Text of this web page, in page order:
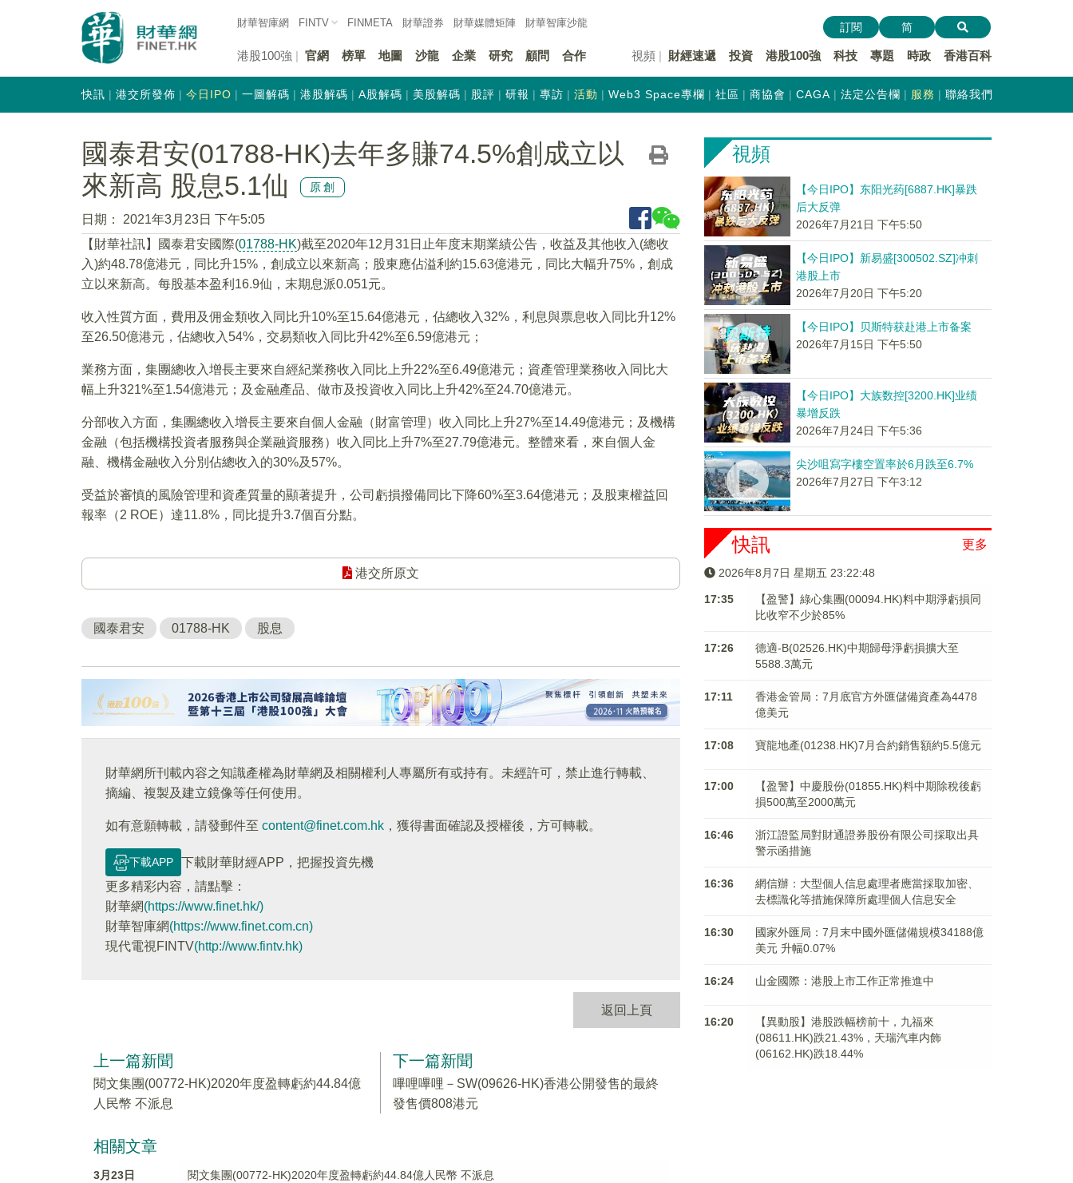
財華智庫網 FINTV FINMETA 財華證券 財華媒體矩陣 財華智庫沙龍
港股100強 官網 榜單 地圖 沙龍 企業 研究 顧問 合作 視頻 財經速遞 投資 港股100強 科技 專題 時政 香港百科
訂閱 简
快訊 港交所發佈 今日IPO 一圖解碼 港股解碼 A股解碼 美股解碼 股評 研報 專訪 活動 Web3 Space專欄 社區 商協會 CAGA 法定公告欄 服務 聯絡我們
國泰君安(01788-HK)去年多賺74.5%創成立以
來新高 股息5.1仙
原創
日期：
2021年3月23日 下午5:05
【財華社訊】國泰君安國際(01788-HK)截至2020年12月31日止年度末期業績公告，收益及其他收入(總收
入)約48.78億港元，同比升15%，創成立以來新高；股東應佔溢利約15.63億港元，同比大幅升75%，創成
立以來新高。每股基本盈利16.9仙，末期息派0.051元。
收入性質方面，費用及佣金類收入同比升10%至15.64億港元，佔總收入32%，利息與票息收入同比升12%
至26.50億港元，佔總收入54%，交易類收入同比升42%至6.59億港元；
業務方面，集團總收入增長主要來自經紀業務收入同比上升22%至6.49億港元；資產管理業務收入同比大
幅上升321%至1.54億港元；及金融產品、做市及投資收入同比上升42%至24.70億港元。
分部收入方面，集團總收入增長主要來自個人金融（財富管理）收入同比上升27%至14.49億港元；及機構
金融（包括機構投資者服務與企業融資服務）收入同比上升7%至27.79億港元。整體來看，來自個人金
融、機構金融收入分別佔總收入的30%及57%。
受益於審慎的風險管理和資產質量的顯著提升，公司虧損撥備同比下降60%至3.64億港元；及股東權益回
報率（2 ROE）達11.8%，同比提升3.7個百分點。
港交所原文
國泰君安 01788-HK 股息
財華網所刊載內容之知識產權為財華網及相關權利人專屬所有或持有。未經許可，禁止進行轉載、
摘編、複製及建立鏡像等任何使用。
如有意願轉載，請發郵件至 content@finet.com.hk ，獲得書面確認及授權後，方可轉載。
下載APP
下載財華財經APP，把握投資先機
更多精彩内容，請點擊：
財華網(https://www.finet.hk/)
財華智庫網(https://www.finet.com.cn)
現代電視FINTV(http://www.fintv.hk)
返回上頁
上一篇新聞
閱文集團(00772-HK)2020年度盈轉虧約44.84億
人民幣 不派息
下一篇新聞
嗶哩嗶哩－SW(09626-HK)香港公開發售的最終
發售價808港元
相關文章
3月23日 閱文集團(00772-HK)2020年度盈轉虧約44.84億人民幣 不派息
視頻
【今日IPO】东阳光药[6887.HK]暴跌
后大反弹
2026年7月21日 下午5:50
【今日IPO】新易盛[300502.SZ]冲刺
港股上市
2026年7月20日 下午5:20
【今日IPO】贝斯特获赴港上市备案
2026年7月15日 下午5:50
【今日IPO】大族数控[3200.HK]业绩
暴增反跌
2026年7月24日 下午5:36
尖沙咀寫字樓空置率於6月跌至6.7%
2026年7月27日 下午3:12
更多
快訊
2026年8月7日 星期五 23:22:48
17:35
【盈警】綠心集團(00094.HK)料中期淨虧損同
比收窄不少於85%
17:26
德適-B(02526.HK)中期歸母淨虧損擴大至
5588.3萬元
17:11
香港金管局：7月底官方外匯儲備資產為4478
億美元
17:08 寶龍地產(01238.HK)7月合約銷售額約5.5億元
17:00
【盈警】中慶股份(01855.HK)料中期除稅後虧
損500萬至2000萬元
16:46
浙江證監局對財通證券股份有限公司採取出具
警示函措施
16:36
網信辦：大型個人信息處理者應當採取加密、
去標識化等措施保障所處理個人信息安全
16:30
國家外匯局：7月末中國外匯儲備規模34188億
美元 升幅0.07%
16:24 山金國際：港股上市工作正常推進中
16:20
【異動股】港股跌幅榜前十，九福來
(08611.HK)跌21.43%，天瑞汽車内飾
(06162.HK)跌18.44%